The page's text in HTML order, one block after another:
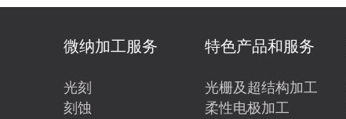
微纳加工服务
光刻
刻蚀
特色产品和服务
光栅及超结构加工
柔性电极加工